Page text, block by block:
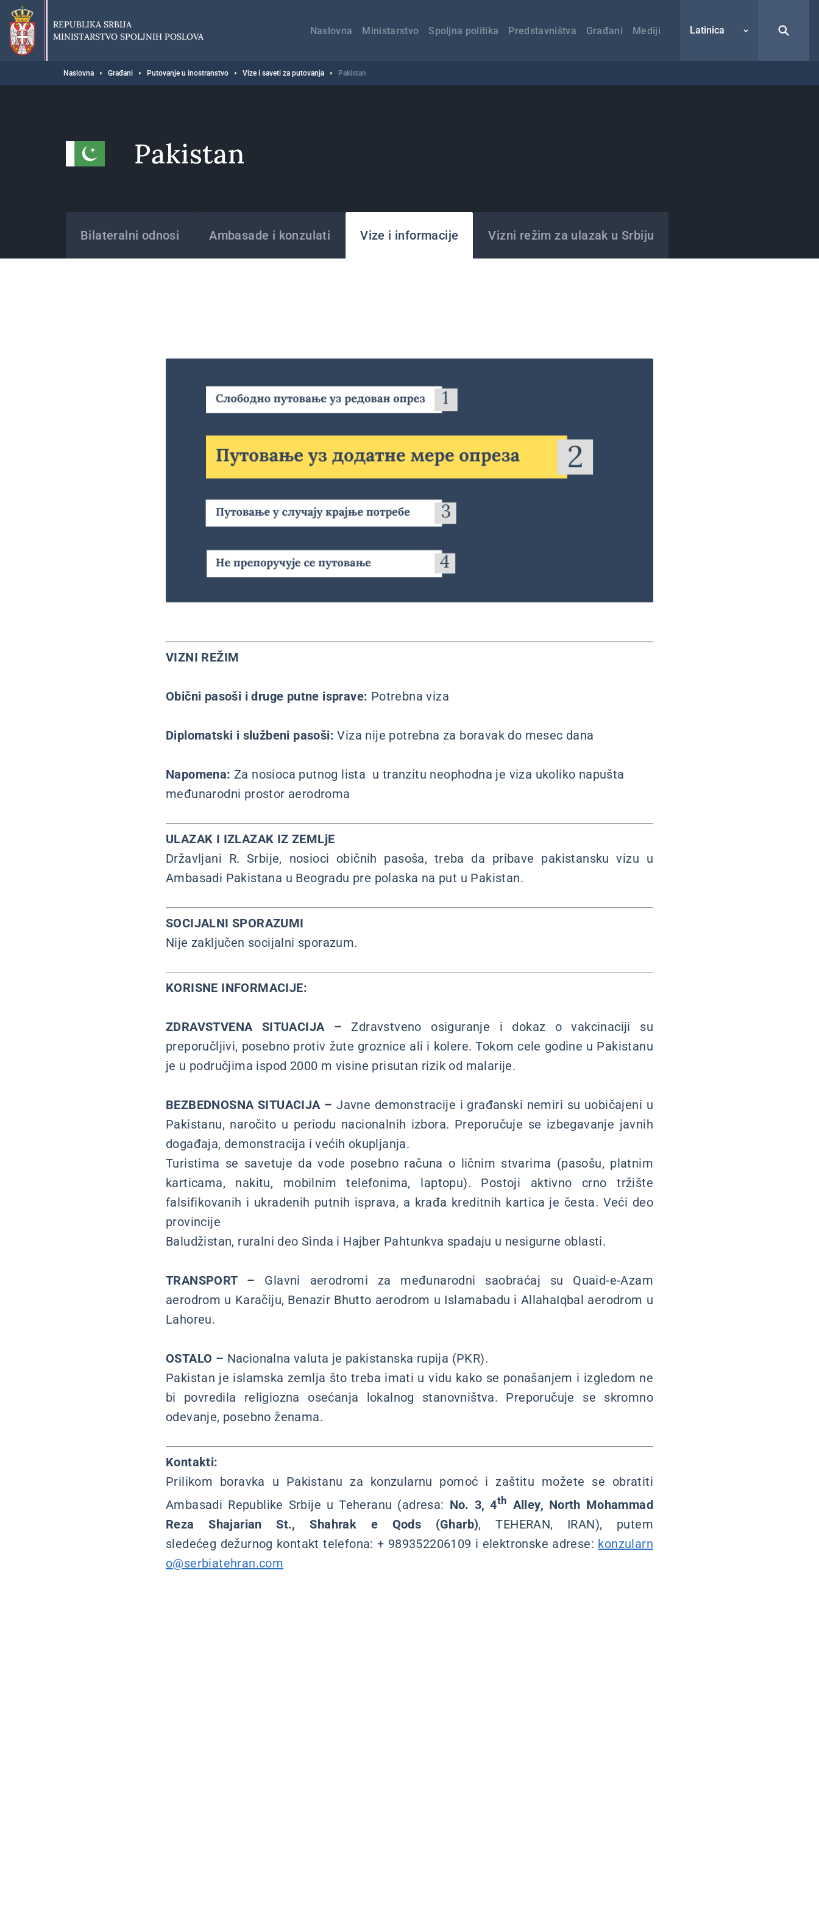
Preskoči
glavni
deo
sadržaja
REPUBLIKA SRBIJA
MINISTARSTVO SPOLJNIH POSLOVA
навигација
Naslovna Ministarstvo Spoljna politika Predstavništva Građani Mediji Latinica
Breadcrumb
Naslovna Građani Putovanje u inostranstvo Vize i saveti za putovanja Pakistan
Pakistan
Bilateralni odnosi Ambasade i konzulati Vize i informacije Vizni režim za ulazak u Srbiju
VIZNI REŽIM
Obični pasoši i druge putne isprave: Potrebna viza
Diplomatski i službeni pasoši:Viza nije potrebna za boravak do mesec dana
Napomena: Za nosioca putnog lista u tranzitu neophodna je viza ukoliko napušta
međunarodni prostor aerodroma
ULAZAK I IZLAZAK IZ ZEMLjE
Državljani R. Srbije, nosioci običnih pasoša, treba da pribave pakistansku vizu u
Ambasadi Pakistana u Beogradu pre polaska na put u Pakistan.
SOCIJALNI SPORAZUMI
Nije zaključen socijalni sporazum.
KORISNE INFORMACIJE:
ZDRAVSTVENA SITUACIJA – Zdravstveno osiguranje i dokaz o vakcinaciji su
preporučljivi, posebno protiv žute groznice ali i kolere. Tokom cele godine u Pakistanu
je u područjima ispod 2000 m visine prisutan rizik od malarije.
BEZBEDNOSNA SITUACIJA – Javne demonstracije i građanski nemiri su uobičajeni u
Pakistanu, naročito u periodu nacionalnih izbora. Preporučuje se izbegavanje javnih
događaja, demonstracija i većih okupljanja.
Turistima se savetuje da vode posebno računa o ličnim stvarima (pasošu, platnim
karticama, nakitu, mobilnim telefonima, laptopu). Postoji aktivno crno tržište
falsifikovanih i ukradenih putnih isprava, a krađa kreditnih kartica je česta. Veći deo
provincije
Baludžistan, ruralni deo Sinda i Hajber Pahtunkva spadaju u nesigurne oblasti.
TRANSPORT – Glavni aerodromi za međunarodni saobraćaj su Quaid-e-Azam
aerodrom u Karačiju, Benazir Bhutto aerodrom u Islamabadu i AllahaIqbal aerodrom u
Lahoreu.
OSTALO – Nacionalna valuta je pakistanska rupija (PKR).
Pakistan je islamska zemlja što treba imati u vidu kako se ponašanjem i izgledom ne
bi povredila religiozna osećanja lokalnog stanovništva. Preporučuje se skromno
odevanje, posebno ženama.
Kontakti:
Prilikom boravka u Pakistanu za konzularnu pomoć i zaštitu možete se obratiti
Ambasadi Republike Srbije u Teheranu (adresa: No. 3, 4th Alley, North Mohammad
Reza Shajarian St., Shahrak e Qods (Gharb), TEHERAN, IRAN), putem
sledećeg dežurnog kontakt telefona: + 989352206109 i elektronske adrese: konzularn
o@serbiatehran.com